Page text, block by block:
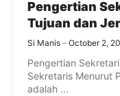
Pengertian
Tujuan dan
Para Ahli
Si Manis October 2,
Pengertian
Sekretaris Menurut
adalah ...